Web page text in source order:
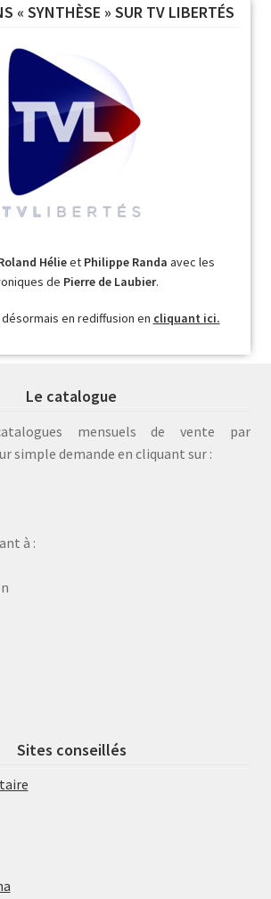
« SYNTHÈSE » SUR TV LIBERTÉS
Hélieet Philippe Randa avec les
de Pierre de Laubier.
en rediffusion en cliquant ici.
Le catalogue
mensuels de vente par
simple demande en cliquant sur :
à :
Sites conseillés